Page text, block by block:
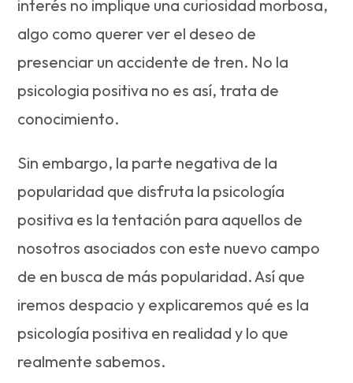
interés no implique una curiosidad morbosa,
algo como querer ver el deseo de
presenciar un accidente de tren. No la
psicologia positiva no es así, trata de
conocimiento.
Sin embargo, la parte negativa de la
popularidad que disfruta la psicología
positiva es la tentación para aquellos de
nosotros asociados con este nuevo campo
de en busca de más popularidad. Así que
iremos despacio y explicaremos qué es la
psicología positiva en realidad y lo que
realmente sabemos.